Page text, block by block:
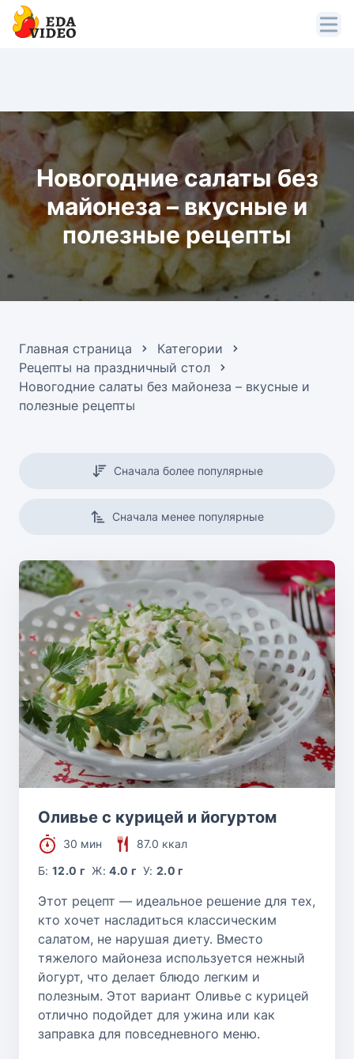
Новогодние салаты без
майонеза – вкусные и
полезные рецепты
Главная страница
Категории
Рецепты на праздничный стол
Новогодние салаты без майонеза – вкусные и
полезные рецепты
Сначала более популярные
Сначала менее популярные
Оливье с курицей и йогуртом
30 мин
87.0 ккал
Б:12.0 г Ж:4.0 г У:2.0 г
Этот рецепт — идеальное решение для тех,
кто хочет насладиться классическим
салатом, не нарушая диету. Вместо
тяжелого майонеза используется нежный
йогурт, что делает блюдо легким и
полезным. Этот вариант Оливье с курицей
отлично подойдет для ужина или как
заправка для повседневного меню.